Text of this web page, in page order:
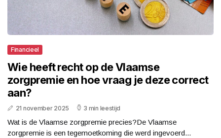
Financieel
Wie heeft recht op de Vlaamse
zorgpremie en hoe vraag je deze correct
aan?
21 november 2025 3 min leestijd
Wat is de Vlaamse zorgpremie precies?De Vlaamse
zorgpremie is een tegemoetkoming die werd ingevoerd...